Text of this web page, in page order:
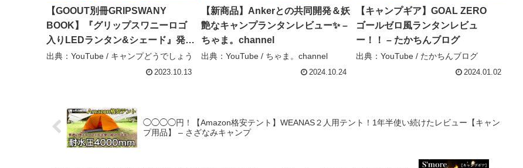
【GOOUT別冊GRIPSWANY
BOOK】『グリップスワニーロゴ
入りLEDランタン&シェード』発売
日当日レビュー！【2023年10月13
日発売】【雑誌付録】【811】 – キ
出典：YouTube / キャンプどうでしょう
2023.10.13
【新商品】Ankerとの共同開発＆妖
艶なキャンプランタンレビュー✨ –
ちゃま。channel
出典：YouTube / ちゃま。channel
2024.10.24
【キャンプギア】GOAL ZERO
ゴールゼロ風ランタンレビュ
ー！！ – たかちんブログ
出典：YouTube / たかちんブログ
2024.01.02
◯◯◯◯円！【Amazon格安テント】WEANAS２人用テント！1年半使い続けたレビュー【キャン
プ用品】 – さざなみキャンプ